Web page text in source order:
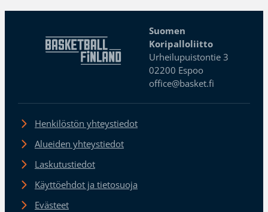
Suomen
Koripalloliitto
Urheilupuistontie 3
02200 Espoo
office@basket.fi
Henkilöstön yhteystiedot
Alueiden yhteystiedot
Laskutustiedot
Käyttöehdot ja tietosuoja
Evästeet